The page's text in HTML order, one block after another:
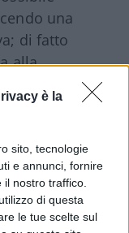
è la
sito, tecnologie
e annunci, fornire
nostro traffico.
di questa
le tue scelte sul
una
di fatto
alla
coltivata
dar luogo ad